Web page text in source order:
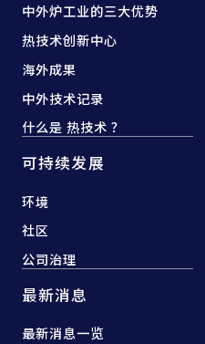
中外炉工业的三大优势
热技术创新中心
海外成果
中外技术记录
什么是 热技术 ？
可持续发展
环境
社区
公司治理
最新消息
最新消息一览